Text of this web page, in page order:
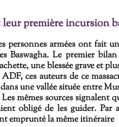
première incursion
personnes armées ont fait
Baswagha. Le premier
une blessée grave et
ces auteurs de ce
une vallée située entre
mêmes sources signalent
obligé de les guider. Par
emprunté la même itinéraire